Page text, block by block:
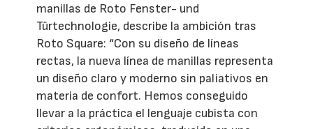
manillas de Roto Fenster- und
Türtechnologie, describe la ambición tras
Roto Square: “Con su diseño de líneas
rectas, la nueva línea de manillas representa
un diseño claro y moderno sin paliativos en
materia de confort. Hemos conseguido
llevar a la práctica el lenguaje cubista con